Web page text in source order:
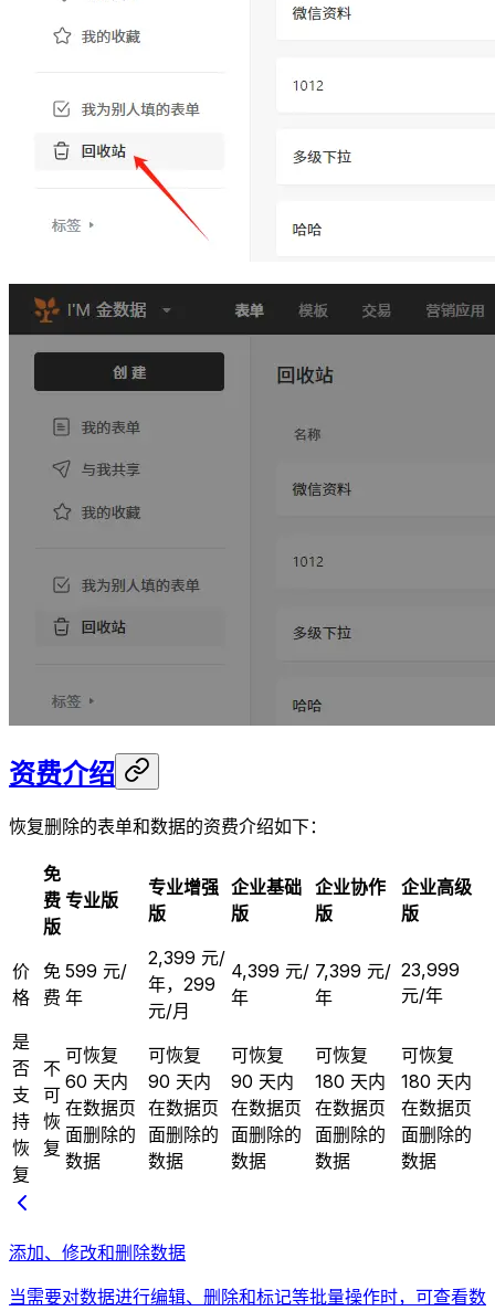
资费介绍
恢复删除的表单和数据的资费介绍如下：
免
费
版
专业版
专业增强
版
企业基础
版
企业协作
版
企业高级
版
价
格
免
费
599 元/
年
2,399 元/
年，299
元/月
4,399 元/
年
7,399 元/
年
23,999
元/年
是
否
支
持
恢
复
不
可
恢
复
可恢复
60 天内
在数据页
面删除的
数据
可恢复
90 天内
在数据页
面删除的
数据
可恢复
90 天内
在数据页
面删除的
数据
可恢复
180 天内
在数据页
面删除的
数据
可恢复
180 天内
在数据页
面删除的
数据
添加、修改和删除数据
当需要对数据进行编辑、删除和标记等批量操作时，可查看数